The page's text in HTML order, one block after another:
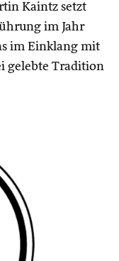
Kaintz setzt
im Jahr
im Einklang mit
gelebte Tradition